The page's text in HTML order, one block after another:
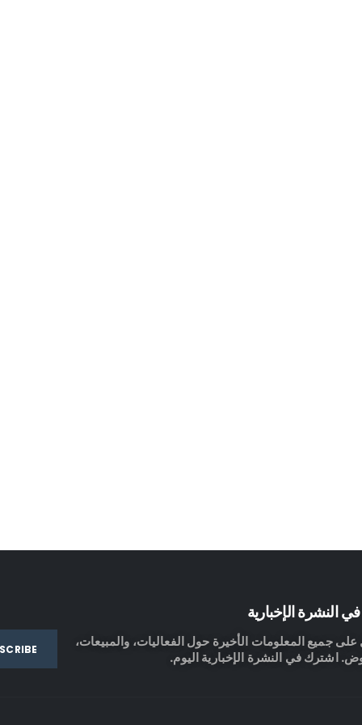
النشرة الإخبارية
جميع المعلومات الأخيرة حول الفعاليات، والمبيعات،
اشترك في النشرة الإخبارية اليوم.